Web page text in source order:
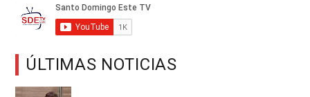
ÚLTIMAS NOTICIAS